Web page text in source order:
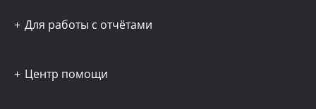
Для работы с отчётами
Центр помощи